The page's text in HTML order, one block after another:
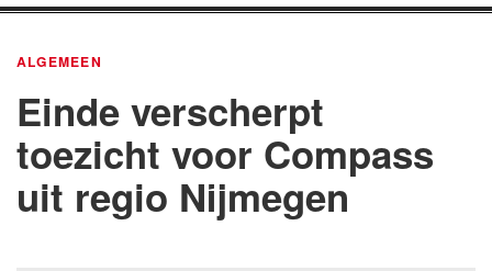
ALGEMEEN
Einde verscherpt
toezicht voor Compass
uit regio Nijmegen